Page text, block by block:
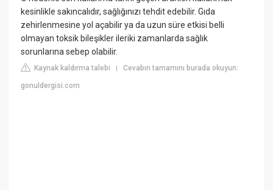
kesinlikle sakıncalıdır, sağlığınızı tehdit edebilir. Gıda
zehirlenmesine yol açabilir ya da uzun süre etkisi belli
olmayan toksik bileşikler ileriki zamanlarda sağlık
sorunlarına sebep olabilir.
Kaynak kaldırma talebi |Cevabın tamamını burada okuyun:
gonuldergisi.com